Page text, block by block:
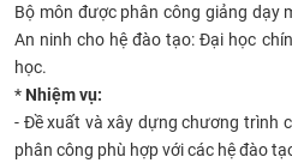
Bộ môn được phân công giảng dạy
An ninh cho hệ đào tạo: Đại học
học.
* Nhiệm vụ:
- Đề xuất và xây dựng chương trình
phân công phù hợp với các hệ đào